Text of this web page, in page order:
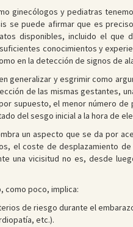
ginecólogos y pediatras
se puede afirmar que es
disponibles, incluido el que
conocimientos y
en la detección de signos de
generalizar y esgrimir como
de las mismas gestantes,
supuesto, el menor número
del sesgo inicial a la hora de
un aspecto que se da por
el coste de desplazamiento
una vicisitud no es, desde
como poco, implica:
de riesgo durante el
etc.).